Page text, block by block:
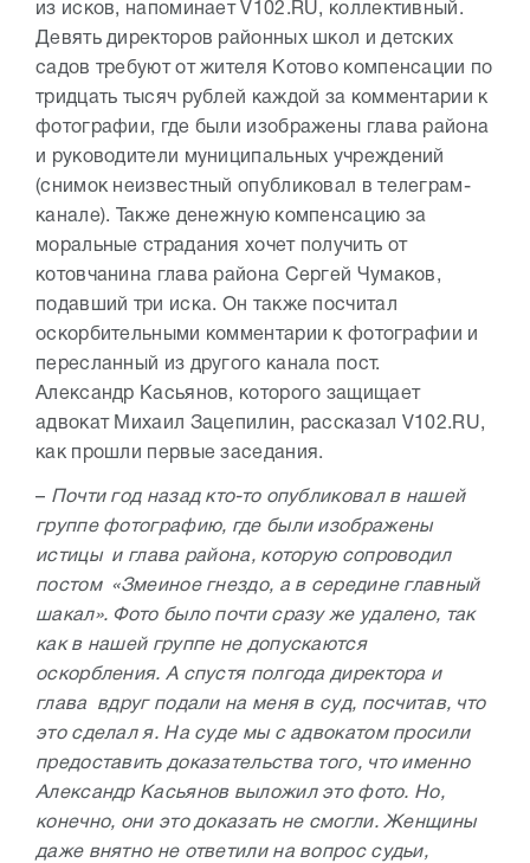
из исков, напоминает V102.RU, коллективный.
Девять директоров районных школ и детских
садов требуют от жителя Котово компенсации по
тридцать тысяч рублей каждой за комментарии к
фотографии, где были изображены глава района
и руководители муниципальных учреждений
(снимок неизвестный опубликовал в телеграм-
канале). Также денежную компенсацию за
моральные страдания хочет получить от
котовчанина глава района Сергей Чумаков,
подавший три иска. Он также посчитал
оскорбительными комментарии к фотографии и
пересланный из другого канала пост.
Александр Касьянов, которого защищает
адвокат Михаил Зацепилин, рассказал V102.RU,
как прошли первые заседания.
– Почти год назад кто-то опубликовал в нашей
группе фотографию, где были изображены
истицы и глава района, которую сопроводил
постом «Змеиное гнездо, а в середине главный
шакал». Фото было почти сразу же удалено, так
как в нашей группе не допускаются
оскорбления. А спустя полгода директора и
глава вдруг подали на меня в суд, посчитав, что
это сделал я. На суде мы с адвокатом просили
предоставить доказательства того, что именно
Александр Касьянов выложил это фото. Но,
конечно, они это доказать не смогли. Женщины
даже внятно не ответили на вопрос судьи,